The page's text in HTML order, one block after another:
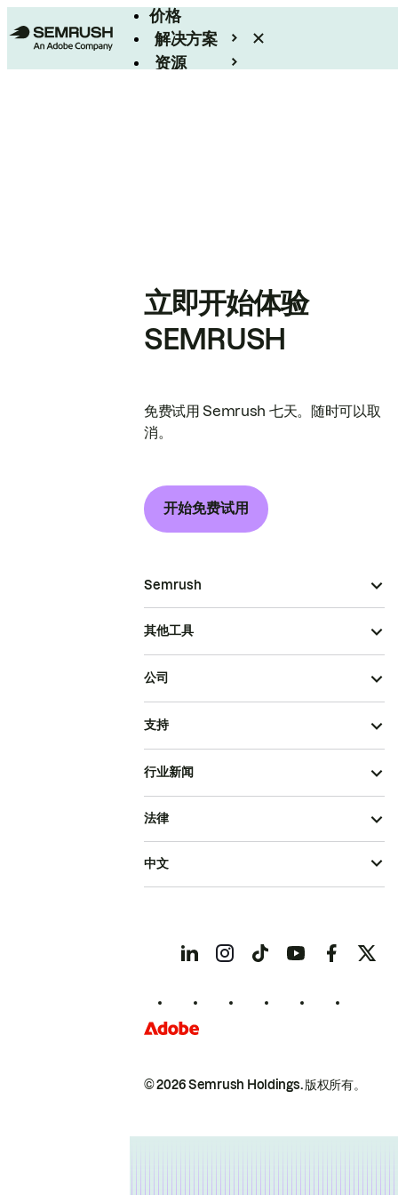
价格
解决方案
资源
立即开始体验
SEMRUSH
免费试用 Semrush 七天。随时可以取
消。
开始免费试用
Semrush
其他工具
公司
支持
行业新闻
© 2026 Semrush Holdings.版权所有。
法律
中文